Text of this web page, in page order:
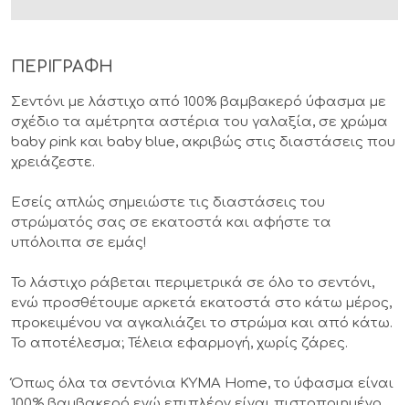
ΠΕΡΙΓΡΑΦΗ
Σεντόνι με λάστιχο από 100% βαμβακερό ύφασμα με
σχέδιο τα αμέτρητα αστέρια του γαλαξία, σε χρώμα
baby pink και baby blue, ακριβώς στις διαστάσεις που
χρειάζεστε.
Εσείς απλώς σημειώστε τις διαστάσεις του
στρώματός σας σε εκατοστά και αφήστε τα
υπόλοιπα σε εμάς!
Το λάστιχο ράβεται περιμετρικά σε όλο το σεντόνι,
ενώ προσθέτουμε αρκετά εκατοστά στο κάτω μέρος,
προκειμένου να αγκαλιάζει το στρώμα και από κάτω.
Το αποτέλεσμα; Τέλεια εφαρμογή, χωρίς ζάρες.
Όπως όλα τα σεντόνια KYMA Home, το ύφασμα είναι